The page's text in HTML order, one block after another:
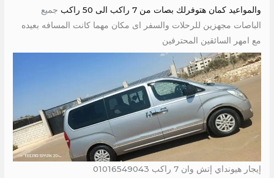
والمواعيد كمان هتوفرلك بصات من 7 راكب الى 50 راكب
جميع
الباصات مجهزين للرحلات والسفر اى مكان مهما كانت المسافه بعيده
مع امهر السائقين المحترفين
إيجار هيونداي إتش وان 7 راكب 01016549043